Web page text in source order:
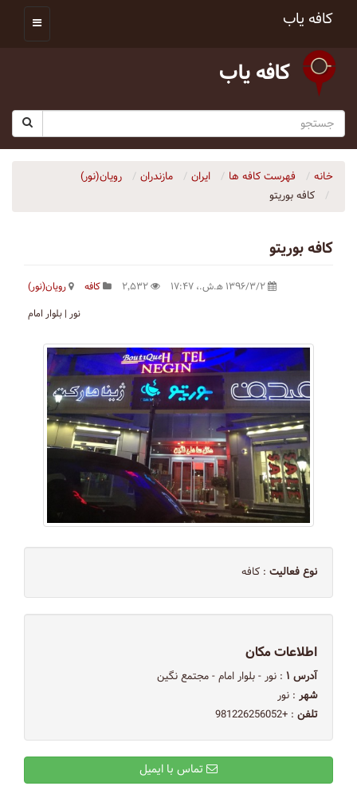
کافه یاب
کافه یاب
خانه فهرست کافه ها ایران مازندران
رویان(نور)
کافه بوریتو
کافه بوریتو
کافه
رویان(نور)
نور | بلوار امام
نوع فعالیت : کافه
اطلاعات مکان
آدرس ۱
: نور - بلوار امام - مجتمع نگین
شهر : نور
تلفن : +981226256052